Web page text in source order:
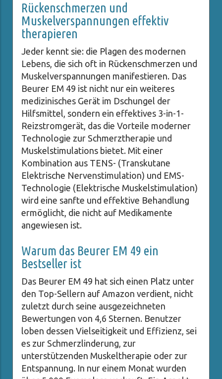
Rückenschmerzen und
Muskelverspannungen effektiv
therapieren
Jeder kennt sie: die Plagen des modernen
Lebens, die sich oft in Rückenschmerzen und
Muskelverspannungen manifestieren. Das
Beurer EM 49 ist nicht nur ein weiteres
medizinisches Gerät im Dschungel der
Hilfsmittel, sondern ein effektives 3-in-1-
Reizstromgerät, das die Vorteile moderner
Technologie zur Schmerztherapie und
Muskelstimulations bietet. Mit einer
Kombination aus TENS- (Transkutane
Elektrische Nervenstimulation) und EMS-
Technologie (Elektrische Muskelstimulation)
wird eine sanfte und effektive Behandlung
ermöglicht, die nicht auf Medikamente
angewiesen ist.
Warum das Beurer EM 49 ein
Bestseller ist
Das Beurer EM 49 hat sich einen Platz unter
den Top-Sellern auf Amazon verdient, nicht
zuletzt durch seine ausgezeichneten
Bewertungen von 4,6 Sternen. Benutzer
loben dessen Vielseitigkeit und Effizienz, sei
es zur Schmerzlinderung, zur
unterstützenden Muskeltherapie oder zur
Entspannung. In nur einem Monat wurden